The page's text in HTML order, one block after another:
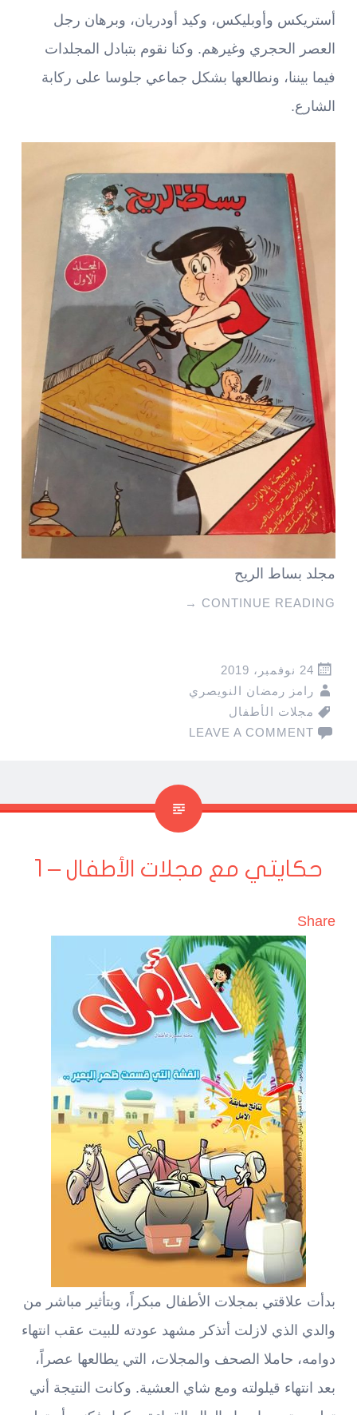
أستريكس وأوبليكس، وكيد أودريان، وبرهان رجل
العصر الحجري وغيرهم. وكنا نقوم بتبادل المجلدات
فيما بيننا، ونطالعها بشكل جماعي جلوسا على ركابة
الشارع.
مجلد بساط الريح
CONTINUE READING
→
24 نوفمبر، 2019
رامز رمضان النويصري
مجلات الأطفال
LEAVE A COMMENT
حكايتي مع مجلات الأطفال – 1
Share
بدأت علاقتي بمجلات الأطفال مبكراً، وبتأثير مباشر من
والدي الذي لازلت أتذكر مشهد عودته للبيت عقب انتهاء
دوامه، حاملا الصحف والمجلات، التي يطالعها عصراً،
بعد انتهاء قيلولته ومع شاي العشية. وكانت النتيجة أني